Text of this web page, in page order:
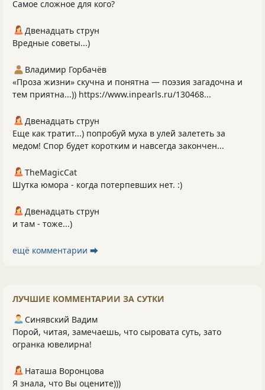
Самое сложное для кого?
Двенадцать струн
Вредные советы...)
Владимир Горбачёв
«Проза жизни» скучна и понятна — поэзия загадочна и
тем приятна...)) https://www.inpearls.ru/130468...
Двенадцать струн
Еще как тратит...) попробуй муха в улей залететь за
медом! Спор будет коротким и навсегда закончен...
TheMagicCat
Шутка юмора - когда потерпевших нет. :)
Двенадцать струн
и там - тоже...)
ещё комментарии ⮕
ЛУЧШИЕ КОММЕНТАРИИ ЗА СУТКИ
Синявский Вадим
Порой, читая, замечаешь, что сыровата суть, зато
огранка ювелирна!
Наташа Воронцова
Я знала, что Вы оцените)))